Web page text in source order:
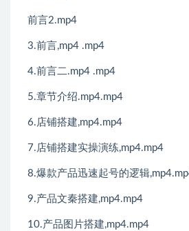
前言2.mp4
3.前言,mp4 .mp4
4.前言二.mp4 .mp4
5.章节介绍.mp4.mp4
6.店铺搭建,mp4.mp4
7.店铺搭建实操演练,mp4.mp4
8.爆款产品迅速起号的逻辑
9.产品文秦搭建,mp4.mp4
10.产品图片搭建,mp4.mp4